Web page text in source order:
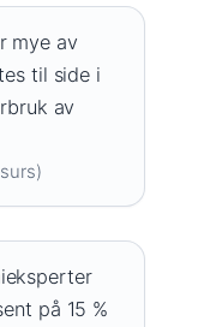
mye av
til side i
av
på 15 %